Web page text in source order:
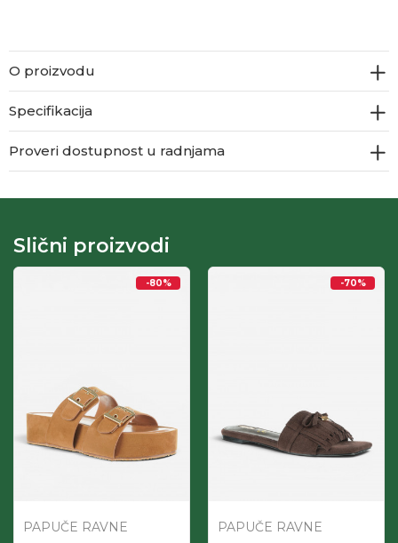
O proizvodu
Specifikacija
Proveri dostupnost u radnjama
Slični proizvodi
-80%
PAPUČE RAVNE
-70%
PAPUČE RAVNE